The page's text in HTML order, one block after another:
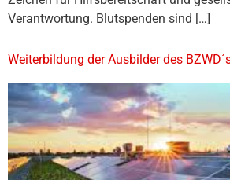
Verantwortung. Blutspenden sind […]
Weiterbildung der Ausbilder des